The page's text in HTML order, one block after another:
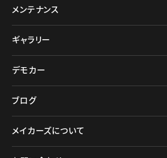
メンテナンス
ギャラリー
デモカー
ブログ
メイカーズについて